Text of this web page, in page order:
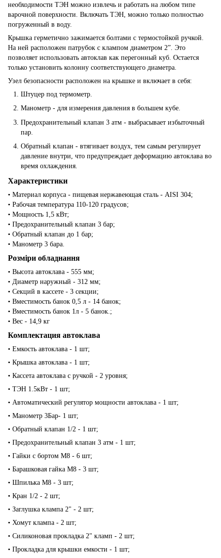
необходимости ТЭН можно извлечь и работать на любом типе
варочной поверхности. Включать ТЭН, можно только полностью
погруженный в воду.
Крышка герметично зажимается болтами с термостойкой ручкой.
На ней расположен патрубок с клампом диаметром 2”. Это
позволяет использовать автоклав как перегонный куб. Остается
только установить колонну соответствующего диаметра.
Узел безопасности расположен на крышке и включает в себя:
Штуцер под термометр.
Манометр - для измерения давления в большем кубе.
Предохранительный клапан 3 атм - выбрасывает избыточный
пар.
Обратный клапан - втягивает воздух, тем самым регулирует
давление внутри, что предупреждает деформацию автоклава во
время охлаждения.
Характеристики
• Материал корпуса - пищевая нержавеющая сталь - AISI 304;
• Рабочая температура 110-120 градусов;
• Мощность 1,5 кВт;
• Предохранительный клапан 3 бар;
• Обратный клапан до 1 бар;
• Манометр 3 бара.
Розміри обладнання
• Высота автоклава - 555 мм;
• Диаметр наружный - 312 мм;
• Секций в кассете - 3 секции;
• Вместимость банок 0,5 л - 14 банок;
• Вместимость банок 1л - 5 банок.;
• Вес - 14,9 кг
Комплектация автоклава
• Емкость автоклава - 1 шт;
• Крышка автоклава - 1 шт;
• Кассета автоклава с ручкой - 2 уровня;
• ТЭН 1.5кВт - 1 шт;
• Автоматический регулятор мощности автоклава - 1 шт;
• Манометр 3Бар- 1 шт;
• Обратный клапан 1/2 - 1 шт;
• Предохранительный клапан 3 атм - 1 шт;
• Гайки с бортом М8 - 6 шт;
• Барашковая гайка М8 - 3 шт;
• Шпилька М8 - 3 шт;
• Кран 1/2 - 2 шт;
• Заглушка клампа 2" - 2 шт;
• Хомут клампа - 2 шт;
• Силиконовая прокладка 2" кламп - 2 шт;
• Прокладка для крышки емкости - 1 шт;